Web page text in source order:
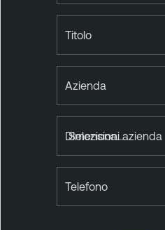
Titolo
Azienda
Dimensioni azienda
Telefono